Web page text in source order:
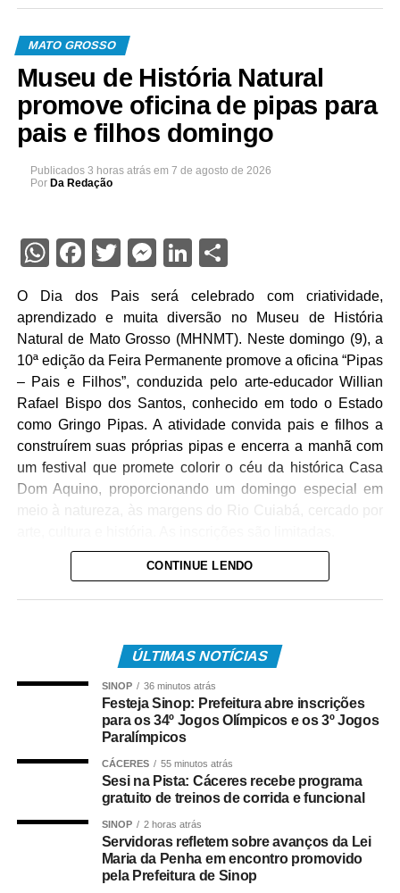
MATO GROSSO
Museu de História Natural
promove oficina de pipas para
pais e filhos domingo
Publicados 3 horas atrás em 7 de agosto de 2026
Por Da Redação
WhatsApp
Facebook
Twitter
Messenger
LinkedIn
Share
O Dia dos Pais será celebrado com criatividade,
aprendizado e muita diversão no Museu de História
Natural de Mato Grosso (MHNMT). Neste domingo (9), a
10ª edição da Feira Permanente promove a oficina “Pipas
– Pais e Filhos”, conduzida pelo arte-educador Willian
Rafael Bispo dos Santos, conhecido em todo o Estado
como Gringo Pipas. A atividade convida pais e filhos a
construírem suas próprias pipas e encerra a manhã com
um festival que promete colorir o céu da histórica Casa
Dom Aquino, proporcionando um domingo especial em
meio à natureza, às margens do Rio Cuiabá, cercado por
A oficina começa às 9h30 com uma conversa sobre a
confecção, montagem e equilíbrio da pipa e, ao final,
participam de um festival para colocar as criações no ar.
Durante toda a atividade haverá brincadeiras, interação e
sorteio de brindes.
“Mais do que ensinar a fazer uma pipa, queremos
proporcionar um momento em família. Muitos pais
brincavam de pipa quando eram crianças e agora terão a
oportunidade de reviver essa lembrança ao lado dos
filhos. A oficina resgata essa tradição, fortalece os
vínculos familiares e mostra que a pipa também é cultura,
CONTINUE LENDO
ÚLTIMAS NOTÍCIAS
SINOP 36 minutos atrás
Festeja Sinop: Prefeitura abre inscrições
para os 34º Jogos Olímpicos e os 3º Jogos
Paralímpicos
CÁCERES 55 minutos atrás
Sesi na Pista: Cáceres recebe programa
gratuito de treinos de corrida e funcional
SINOP 2 horas atrás
Servidoras refletem sobre avanços da Lei
Maria da Penha em encontro promovido
pela Prefeitura de Sinop